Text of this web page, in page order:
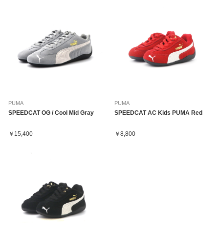
PUMA
SPEEDCAT OG / Cool Mid Gray
￥15,400
PUMA
SPEEDCAT AC Kids PUMA Red
￥8,800